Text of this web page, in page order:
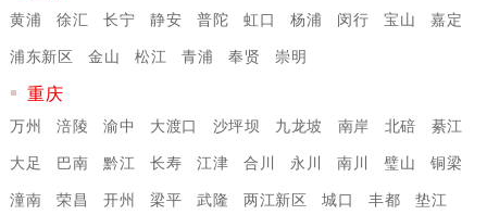
黄浦 徐汇 长宁 静安 普陀 虹口 杨浦 闵行 宝山
嘉定
浦东新区
金山 松江 青浦 奉贤 崇明
重庆
万州 涪陵 渝中 大渡口 沙坪坝 九龙坡 南岸 北碚
綦江
大足
巴南 黔江 长寿 江津 合川 永川 南川 璧山
铜梁
潼南
荣昌 开州 梁平 武隆 两江新区 城口 丰都
垫江